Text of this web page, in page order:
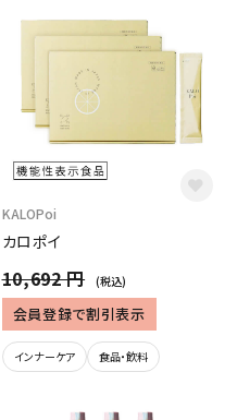
KALOPoi
カロポイ
10,692 円 (税込)
会員登録で割引表示
インナーケア 食品・飲料